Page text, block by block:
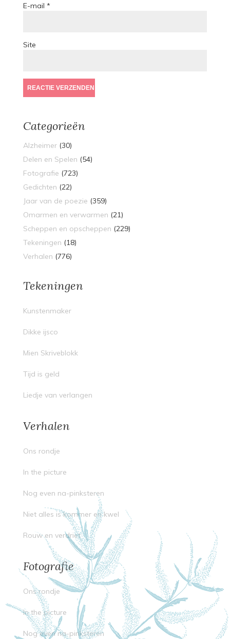
E-mail *
Site
Categorieën
Alzheimer(30)
Delen en Spelen (54)
Fotografie (723)
Gedichten (22)
Jaar van de poezie (359)
Omarmen en verwarmen (21)
Scheppen en opscheppen (229)
Tekeningen (18)
Verhalen (776)
Tekeningen
Kunstenmaker
Dikke ijsco
Mien Skriveblokk
Tijd is geld
Liedje van verlangen
Verhalen
Ons rondje
In the picture
Nog even na-pinksteren
Niet alles is kommer en kwel
Rouw en verdriet
Fotografie
Ons rondje
In the picture
Nog even na-pinksteren